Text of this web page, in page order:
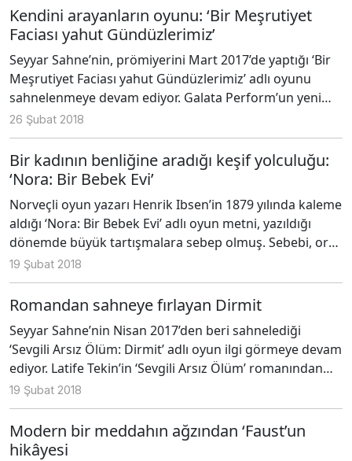
Kendini arayanların oyunu: ‘Bir Meşrutiyet
Faciası yahut Gündüzlerimiz’
Seyyar Sahne’nin, prömiyerini Mart 2017’de yaptığı ‘Bir
Meşrutiyet Faciası yahut Gündüzlerimiz’ adlı oyunu
sahnelenmeye devam ediyor. Galata Perform’un yeni
yazarları gün ışığına çıkarıp tiyatroya güncel metinler
kazandırmak amacıyla düzenlediği ‘Yeni Metin Yeni
Tiyatro’ atölyeleri sırasında okuma tiyatrosu olarak
ortaya çıkan oyunun metni Volkan Çıkıntoğlu’na ait.
oyunda Volkan Çıkıntoğlu, Hakan Emre Ünal ve Doğu
Can rol alıyor.
26 Şubat 2018
Bir kadının benliğine aradığı keşif yolculuğu:
‘Nora: Bir Bebek Evi’
Norveçli oyun yazarı Henrik Ibsen’in 1879 yılında kaleme
aldığı ‘Nora: Bir Bebek Evi’ adlı oyun metni, yazıldığı
dönemde büyük tartışmalara sebep olmuş. Sebebi, orta
sınıf aile yaşantısı içinde evin süs bebeği haline gelmiş
olan Nora’nın, yaşadığı hayatın plastikliğini fark ettikten
sonra hem bir anne hem de bir eş olma görevini bırakıp
kendini keşfetmek için evini terk eden bir karakter
olması. Ibsen, böyle bir kadın karakter yaratarak din,
ahlak ve toplum ekseninde idealize edilmiş olan kadın
figürünü gerçeklerle yüzleştirerek yerle bir etmiş.
Kadının aile içindeki ve erkeğin karşısındaki konumunu
eleştirmesi bakımından feminist bir metin gibi görünen
‘Nora: Bir Bebek Evi’, Ibsen’in tabiriyle ‘hümanist’ bir
oyun.
19 Şubat 2018
Romandan sahneye fırlayan Dirmit
Seyyar Sahne’nin Nisan 2017’den beri sahnelediği
‘Sevgili Arsız Ölüm: Dirmit’ adlı oyun ilgi görmeye devam
ediyor. Latife Tekin’in ‘Sevgili Arsız Ölüm’ romanından
uyarlanan tek kişilik, tek perdelik oyunda metin
düzenlemesi Nezaket Erden ve Hakan Emre Ünal’a ait;
yönetmenliği Hakan Emre Ünal, oyunculuğu ise Nezaket
Erden üstleniyor.
19 Şubat 2018
Modern bir meddahın ağzından ‘Faust’un
hikâyesi